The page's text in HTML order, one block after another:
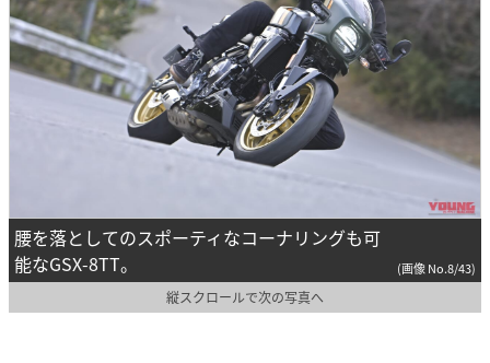
腰を落としてのスポーティなコーナリングも可
能なGSX-8TT。
(画像 No.8/43)
縦スクロールで次の写真へ